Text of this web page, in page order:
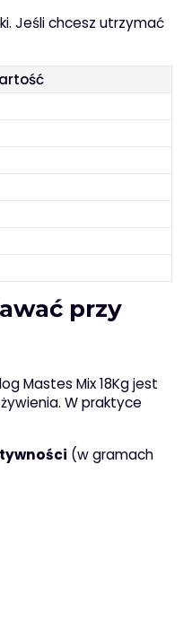
Jeśli chcesz utrzymać
przy
Mastes Mix 18Kg jest
W praktyce
(w gramach